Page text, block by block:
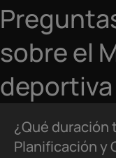
sobre el
¿Qué duración
Planificación y